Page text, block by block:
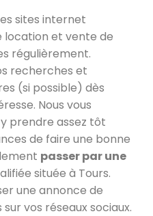
sites internet
location et vente de
régulièrement.
recherches et
(si possible) dès
Nous vous
prendre assez tôt
de faire une bonne
passer par une
située à Tours.
une annonce de
vos réseaux sociaux.